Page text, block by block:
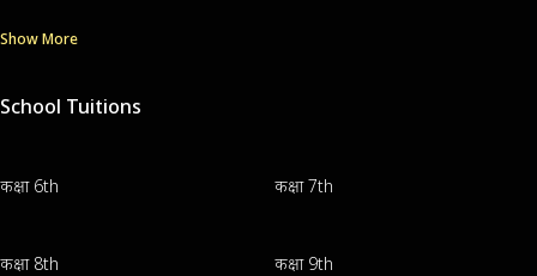
Show More
School Tuitions
कक्षा 6th कक्षा 7th
कक्षा 8th कक्षा 9th